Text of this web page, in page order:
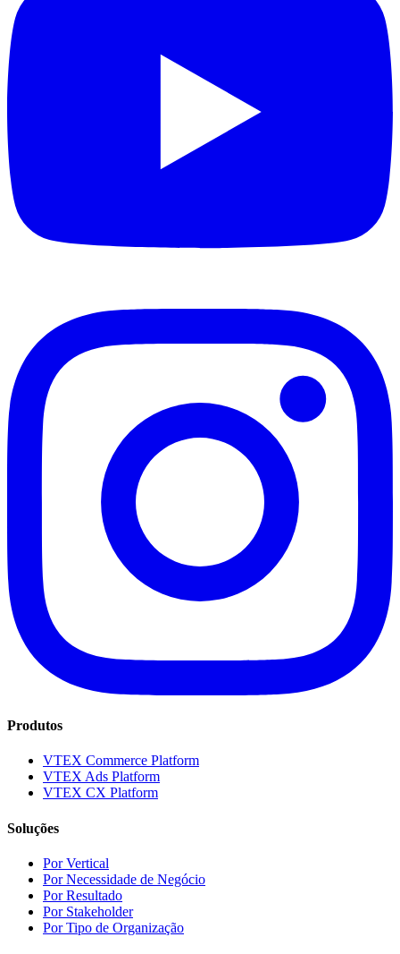
Produtos
VTEX Commerce Platform
VTEX Ads Platform
VTEX CX Platform
Soluções
Por Vertical
Por Necessidade de Negócio
Por Resultado
Por Stakeholder
Por Tipo de Organização